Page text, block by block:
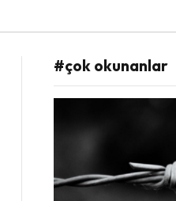
#çok okunanlar